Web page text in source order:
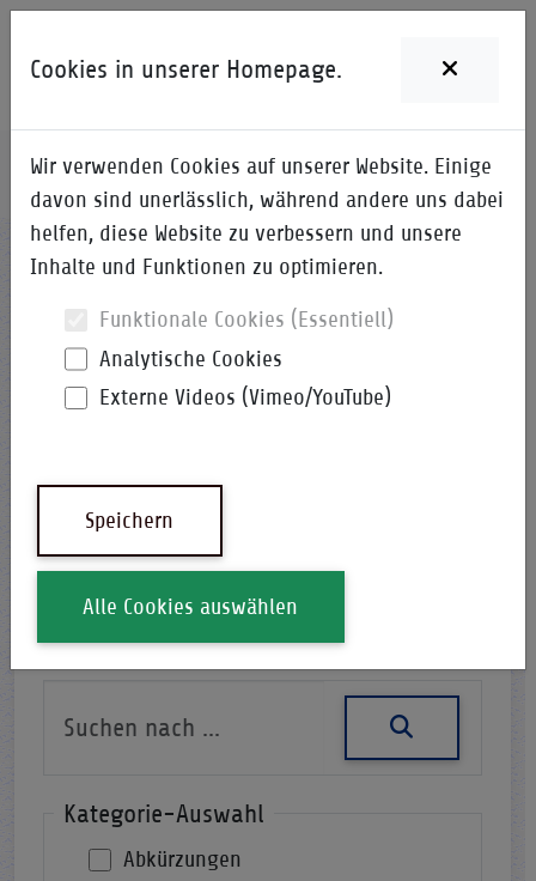
Home i-Qpedia Detail zum Begriff
TTP
Zeitgesteuertes Protokoll
i-Qpedia
Nach einer Abkürzung suchen
Kategorie-Auswahl
Abkürzungen
Cookies in unserer Homepage.
Wir verwenden Cookies auf unserer Website. Einige
davon sind unerlässlich, während andere uns dabei
helfen, diese Website zu verbessern und unsere
Inhalte und Funktionen zu optimieren.
Funktionale Cookies (Essentiell)
Analytische Cookies
Externe Videos (Vimeo/YouTube)
Speichern
Alle Cookies auswählen